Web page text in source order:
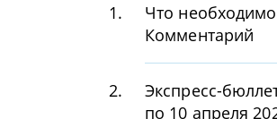
1.
Что
Комментарий
2.
Экспресс-
по 10 апреля